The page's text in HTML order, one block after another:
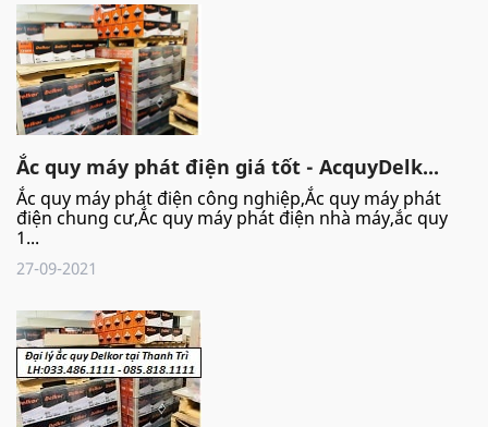
Ắc quy máy phát điện giá tốt - AcquyDelk...
Ắc quy máy phát điện công nghiệp,Ắc quy máy phát
điện chung cư,Ắc quy máy phát điện nhà máy,ắc quy
1...
27-09-2021